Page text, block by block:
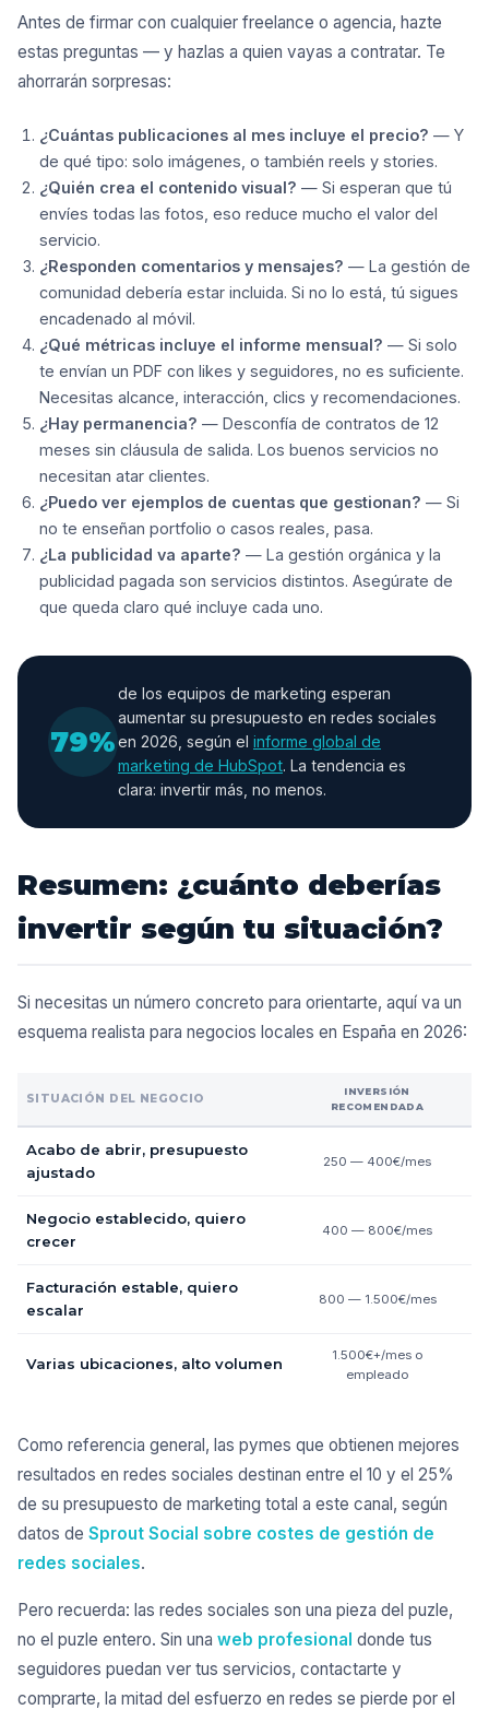
Antes de firmar con cualquier freelance o agencia, hazte
estas preguntas — y hazlas a quien vayas a contratar. Te
ahorrarán sorpresas:
¿Cuántas publicaciones al mes incluye el precio? — Y
de qué tipo: solo imágenes, o también reels y stories.
¿Quién crea el contenido visual? — Si esperan que tú
envíes todas las fotos, eso reduce mucho el valor del
servicio.
¿Responden comentarios y mensajes? — La gestión de
comunidad debería estar incluida. Si no lo está, tú sigues
encadenado al móvil.
¿Qué métricas incluye el informe mensual? — Si solo
te envían un PDF con likes y seguidores, no es suficiente.
Necesitas alcance, interacción, clics y recomendaciones.
¿Hay permanencia? — Desconfía de contratos de 12
meses sin cláusula de salida. Los buenos servicios no
necesitan atar clientes.
¿Puedo ver ejemplos de cuentas que gestionan? — Si
no te enseñan portfolio o casos reales, pasa.
¿La publicidad va aparte? — La gestión orgánica y la
publicidad pagada son servicios distintos. Asegúrate de
que queda claro qué incluye cada uno.
79%
de los equipos de marketing esperan
aumentar su presupuesto en redes sociales
en 2026, según el informe global de
marketing de HubSpot. La tendencia es
clara: invertir más, no menos.
Resumen: ¿cuánto deberías
invertir según tu situación?
Si necesitas un número concreto para orientarte, aquí va un
esquema realista para negocios locales en España en 2026:
SITUACIÓN DEL NEGOCIO
INVERSIÓN
RECOMENDADA
Acabo de abrir, presupuesto
ajustado
250 — 400€/mes
Negocio establecido, quiero
crecer
400 — 800€/mes
Facturación estable, quiero
escalar
800 — 1.500€/mes
Varias ubicaciones, alto volumen
1.500€+/mes o
empleado
Como referencia general, las pymes que obtienen mejores
resultados en redes sociales destinan entre el 10 y el 25%
de su presupuesto de marketing total a este canal, según
datos de Sprout Social sobre costes de gestión de
redes sociales.
Pero recuerda: las redes sociales son una pieza del puzle,
no el puzle entero. Sin una web profesional donde tus
seguidores puedan ver tus servicios, contactarte y
comprarte, la mitad del esfuerzo en redes se pierde por el